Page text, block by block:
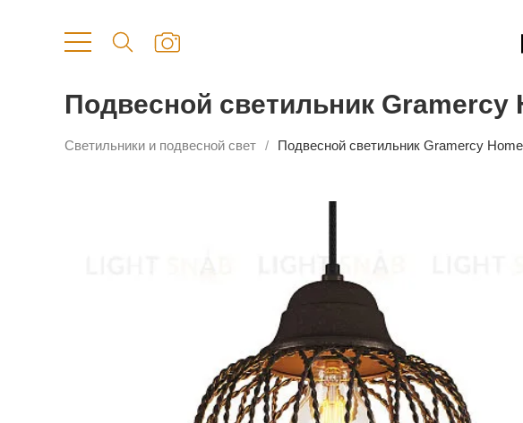
Подвесной светильник Gramercy
Светильники и подвесной свет Подвесной светильник Gramercy